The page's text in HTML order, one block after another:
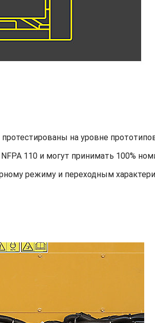
на уровне
110 и могут принимать 100%
режиму и переходным